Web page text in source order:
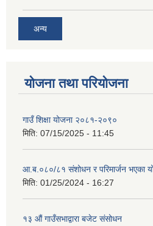
अन्य
योजना तथा परियोजना
गाउँ शिक्षा योजना २०८१-२०९०
मिति: 07/15/2025 - 11:45
आ.ब.०८०/८१ संशोधन र परिमार्जन भएका
मिति: 01/25/2024 - 16:27
१३ औं गाउँसभाद्वारा बजेट संसोधन